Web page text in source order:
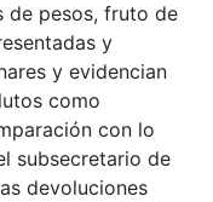
de pesos, fruto de
y
y evidencian
como
con lo
subsecretario de
devoluciones